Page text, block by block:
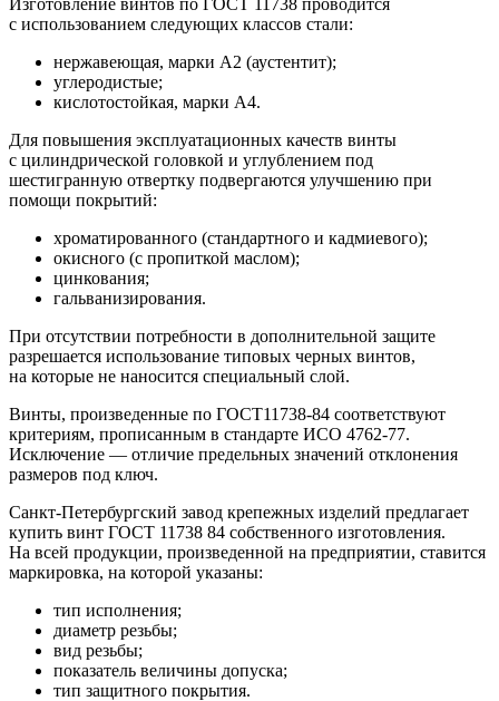
с использованием следующих классов стали:
нержавеющая, марки А2 (аустентит);
углеродистые;
кислотостойкая, марки А4.
Для повышения эксплуатационных качеств винты
с цилиндрической головкой и углублением под
шестигранную отвертку подвергаются улучшению при
помощи покрытий:
хроматированного (стандартного и кадмиевого);
окисного (с пропиткой маслом);
цинкования;
гальванизирования.
При отсутствии потребности в дополнительной защите
разрешается использование типовых черных винтов,
на которые не наносится специальный слой.
Винты, произведенные по ГОСТ11738-84 соответствуют
критериям, прописанным в стандарте ИСО 4762-77.
Исключение — отличие предельных значений отклонения
размеров под ключ.
Санкт-Петербургский завод крепежных изделий предлагает
купить винт ГОСТ 11738 84 собственного изготовления.
На всей продукции, произведенной на предприятии, ставится
маркировка, на которой указаны:
тип исполнения;
диаметр резьбы;
вид резьбы;
показатель величины допуска;
тип защитного покрытия.